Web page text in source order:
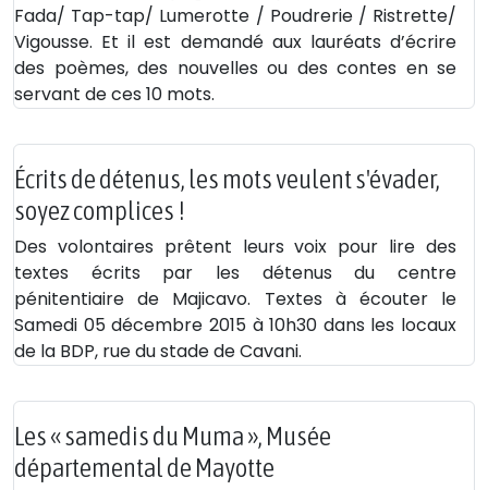
Fada/ Tap-tap/ Lumerotte / Poudrerie / Ristrette/
Vigousse. Et il est demandé aux lauréats d’écrire
des poèmes, des nouvelles ou des contes en se
servant de ces 10 mots.
Écrits de détenus, les mots veulent s'évader,
soyez complices !
Des volontaires prêtent leurs voix pour lire des
textes écrits par les détenus du centre
pénitentiaire de Majicavo. Textes à écouter le
Samedi 05 décembre 2015 à 10h30 dans les locaux
de la BDP, rue du stade de Cavani.
Les « samedis du Muma », Musée
départemental de Mayotte